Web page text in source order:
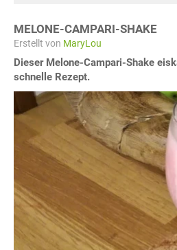
MELONE-CAMPARI-SHAKE
Erstellt von MaryLou
Dieser Melone-Campari-Shake
schnelle Rezept.